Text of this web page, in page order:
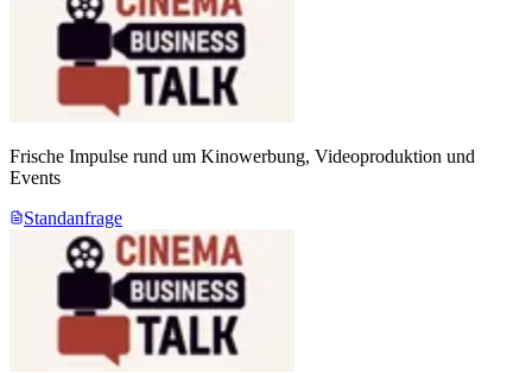
Frische Impulse rund um Kinowerbung, Videoproduktion und
Events
Standanfrage